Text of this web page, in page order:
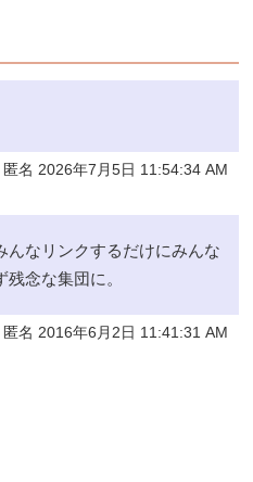
名 2026年7月5日 11:54:34 AM
んなリンクするだけにみんな
念な集団に。
名 2016年6月2日 11:41:31 AM